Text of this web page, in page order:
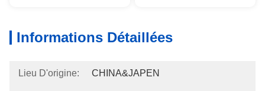
Informations Détaillées
Lieu D'origine: CHINA&JAPEN